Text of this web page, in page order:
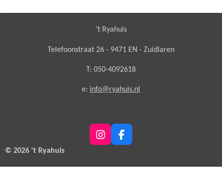
't Ryahuis
Telefoonstraat 26 - 9471 EN - Zuidlaren
T: 050-4092618
e: info@ryahuis.nl
I
n
t
F
a
e
© 2026 't Ryahuis